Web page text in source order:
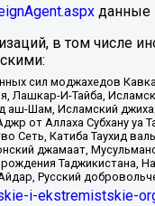
данные
в том числе
сил моджахедов
Лашкар-И-Тайба,
аш-Шам, Исламский
от Аллаха Субхану
Сеть, Катиба Таухид
джамаат,
Таджикистана,
Русский
i-ekstremistskie-